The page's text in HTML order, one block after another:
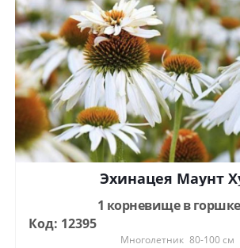
Эхинацея Маунт
1 корневище в
Код: 12395
Многолетник 80-100 см